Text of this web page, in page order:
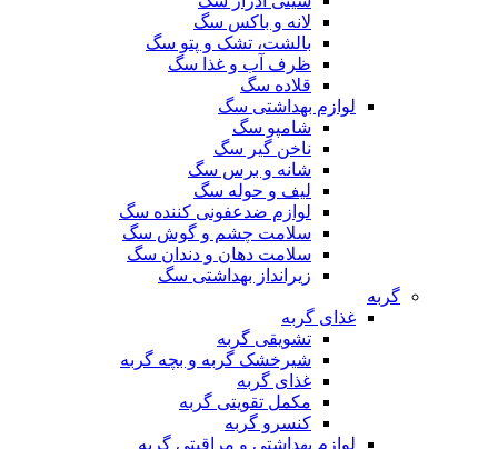
لانه و باکس سگ
بالشت، تشک و پتو سگ
ظرف آب و غذا سگ
قلاده سگ
لوازم بهداشتی سگ
شامپو سگ
ناخن گیر سگ
شانه و برس سگ
لیف و حوله سگ
لوازم ضدعفونی کننده سگ
سلامت چشم و گوش سگ
سلامت دهان و دندان سگ
زیرانداز بهداشتی سگ
گربه
غذای گربه
تشویقی گربه
شیرخشک گربه و بچه گربه
غذای گربه
مکمل تقویتی گربه
کنسرو گربه
لوازم بهداشتی و مراقبتی گربه